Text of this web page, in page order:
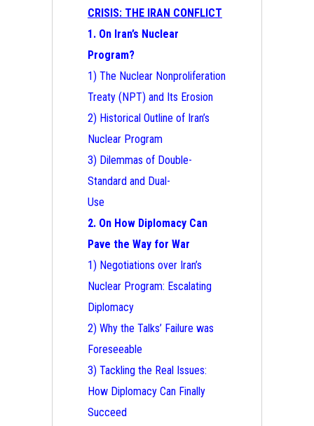
CRISIS: THE IRAN CONFLICT
1. On Iran’s Nuclear
Program?
1) The Nuclear Nonproliferation
Treaty (NPT) and Its Erosion
2) Historical Outline of Iran’s
Nuclear Program
3) Dilemmas of Double-
Standard and Dual-
Use
2. On How Diplomacy Can
Pave the Way for War
1) Negotiations over Iran’s
Nuclear Program: Escalating
Diplomacy
2) Why the Talks’ Failure was
Foreseeable
3) Tackling the Real Issues:
How Diplomacy Can Finally
Succeed